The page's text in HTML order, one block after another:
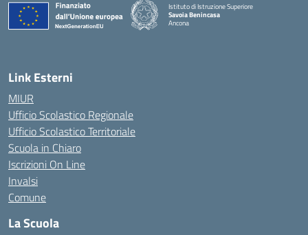
Istituto di Istruzione Superiore
Savoia Benincasa
Ancona
Link Esterni
MIUR
Ufficio Scolastico Regionale
Ufficio Scolastico Territoriale
Scuola in Chiaro
Iscrizioni On Line
Invalsi
Comune
La Scuola